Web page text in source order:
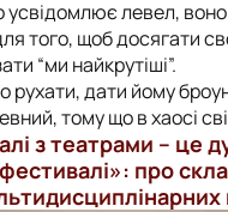
усвідомлює левел,
того, щоб досягати
“ми найкрутіші”.
рухати, дати йому
тому що в хаосі
з театрами – це
фестивалі»: про